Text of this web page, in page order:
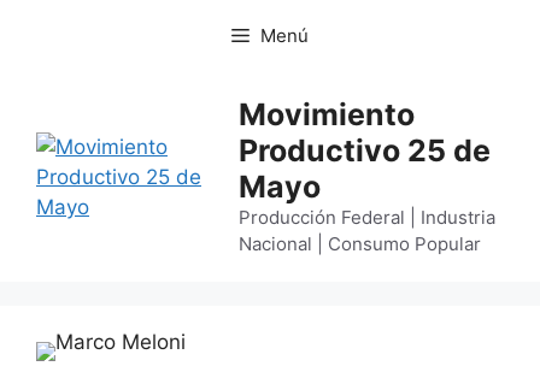
Menú
Movimiento
Productivo 25 de
Mayo
Producción Federal | Industria
Nacional | Consumo Popular